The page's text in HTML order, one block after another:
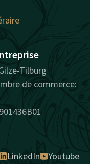
Tilburg
de commerce:
LinkedIn Youtube